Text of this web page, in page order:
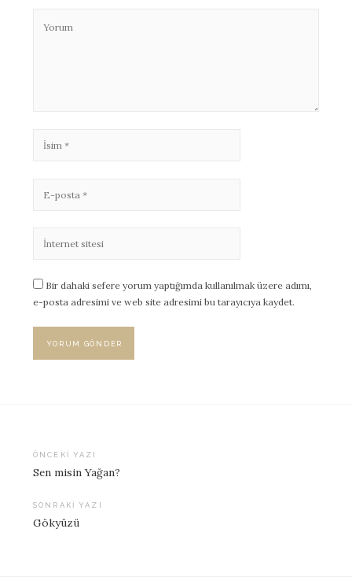
Bir dahaki sefere yorum yaptığımda kullanılmak üzere adımı,
e-posta adresimi ve web site adresimi bu tarayıcıya kaydet.
dolaşımı
ÖNCEKI YAZI
Sen misin Yağan?
SONRAKI YAZI
Gökyüzü